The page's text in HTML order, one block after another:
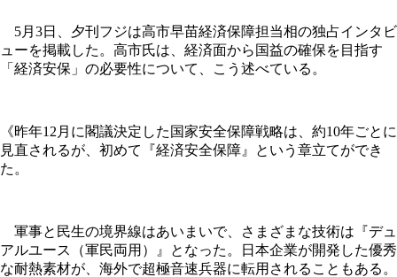
5月3日、夕刊フジは高市早苗経済保障担当相の独占インタビ
ューを掲載した。高市氏は、経済面から国益の確保を目指す
「経済安保」の必要性について、こう述べている。
《昨年12月に閣議決定した国家安全保障戦略は、約10年ごとに
見直されるが、初めて『経済安全保障』という章立てができ
た。
軍事と民生の境界線はあいまいで、さまざまな技術は『デュ
アルユース（軍民両用）』となった。日本企業が開発した優秀
な耐熱素材が、海外で超極音速兵器に転用されることもある。